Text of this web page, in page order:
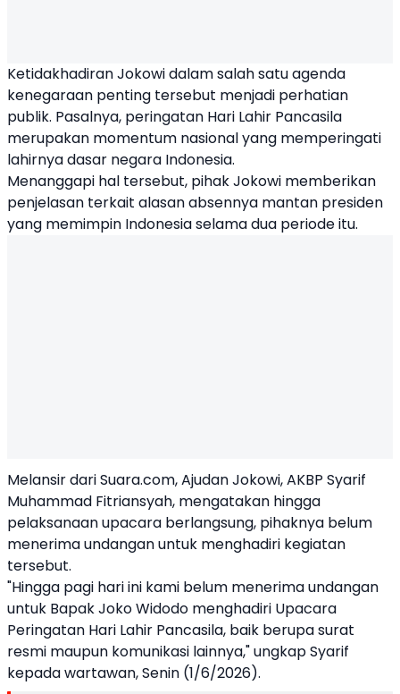
Ketidakhadiran Jokowi dalam salah satu agenda
kenegaraan penting tersebut menjadi perhatian
publik. Pasalnya, peringatan Hari Lahir Pancasila
merupakan momentum nasional yang memperingati
lahirnya dasar negara Indonesia.
Menanggapi hal tersebut, pihak Jokowi memberikan
penjelasan terkait alasan absennya mantan presiden
yang memimpin Indonesia selama dua periode itu.
Melansir dari Suara.com, Ajudan Jokowi, AKBP Syarif
Muhammad Fitriansyah, mengatakan hingga
pelaksanaan upacara berlangsung, pihaknya belum
menerima undangan untuk menghadiri kegiatan
tersebut.
"Hingga pagi hari ini kami belum menerima undangan
untuk Bapak Joko Widodo menghadiri Upacara
Peringatan Hari Lahir Pancasila, baik berupa surat
resmi maupun komunikasi lainnya," ungkap Syarif
kepada wartawan, Senin (1/6/2026).